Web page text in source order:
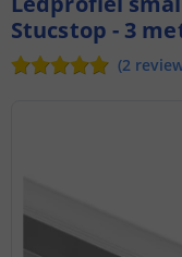
Voor
Stucstop - 3
(2